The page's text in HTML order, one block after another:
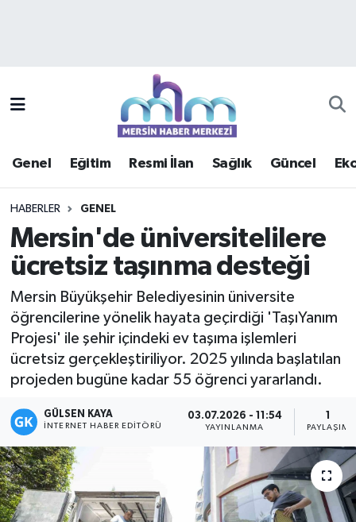
Genel Eğitim Resmi İlan Sağlık Güncel
HABERLER GENEL
Mersin'de üniversitelilere
ücretsiz taşınma desteği
Mersin Büyükşehir Belediyesinin üniversite
öğrencilerine yönelik hayata geçirdiği 'TaşıYanım
Projesi' ile şehir içindeki ev taşıma işlemleri
ücretsiz gerçekleştiriliyor. 2025 yılında başlatılan
projeden bugüne kadar 55 öğrenci yararlandı.
GÜLSEN KAYA
İNTERNET HABER EDITÖRÜ
03.07.2026 - 11:54
YAYINLANMA PAYLAŞIM
Güncel
Haberde insan
Kültür - Sanat
Magazin
Mersin
Mersin Tarihi
Özel Haber
Mersin Trafik Yoğunluk Haritası
Süper Lig Puan Durumu ve Fikstür
Haber Arşivi